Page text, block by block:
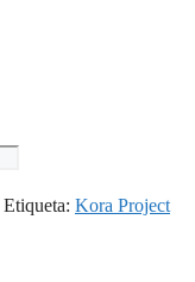
Etiqueta: Kora Project